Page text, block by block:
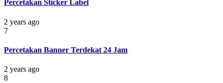
Percetakan Sticker Label
2 years ago
7
Percetakan Banner Terdekat 24 Jam
2 years ago
8